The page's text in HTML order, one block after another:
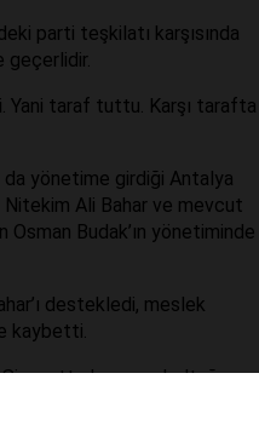
parti teşkilatı karşısında
geçerlidir.
Yani taraf tuttu. Karşı tarafta
da yönetime girdiği Antalya
Nitekim Ali Bahar ve mevcut
Budak’ın yönetiminde
destekledi, meslek
kaybetti.
kazanan koltuğa